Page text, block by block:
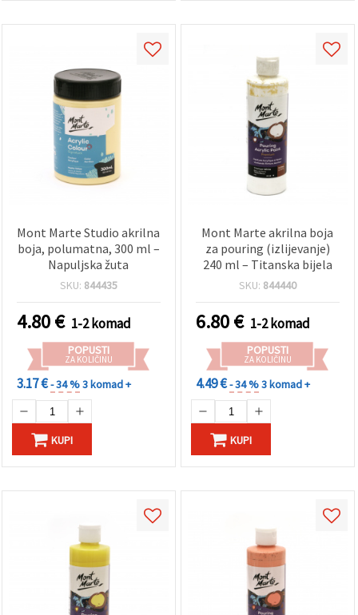
Mont Marte Studio akrilna
boja, polumatna, 300 ml –
Napuljska žuta
SKU: 844435
4.80€ 1-2 komad
POPUSTI
ZA KOLIČINU
3.17 €- 34 %3 komad +
KUPI
Mont Marte akrilna boja
za pouring (izlijevanje)
240 ml – Titanska bijela
SKU: 844440
6.80€ 1-2 komad
POPUSTI
ZA KOLIČINU
4.49 €- 34 %3 komad +
KUPI